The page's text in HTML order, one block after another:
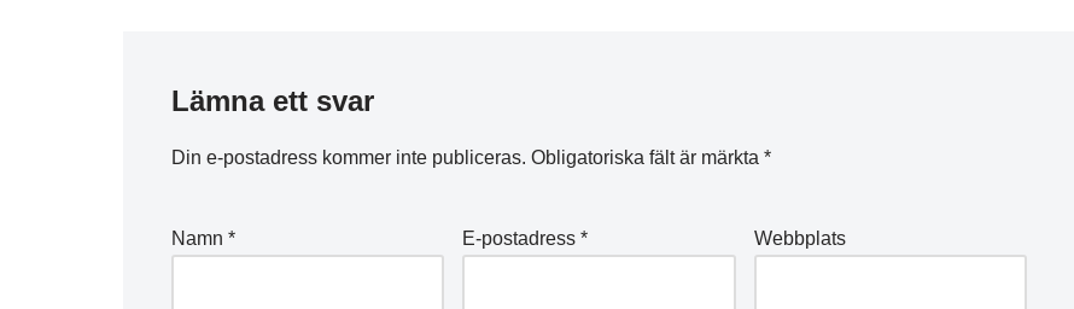
Lämna ett svar
Din e-postadress kommer inte publiceras. Obligatoriska fält är märkta *
Namn * E-postadress* Webbplats